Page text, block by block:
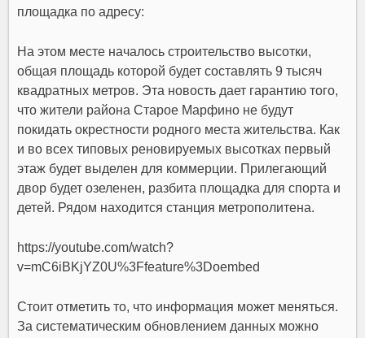
площадка по адресу:
На этом месте началось строительство высотки,
общая площадь которой будет составлять 9 тысяч
квадратных метров. Эта новость дает гарантию того,
что жители района Старое Марфино не будут
покидать окрестности родного места жительства. Как
и во всех типовых реновируемых высотках первый
этаж будет выделен для коммерции. Прилегающий
двор будет озеленен, разбита площадка для спорта и
детей. Рядом находится станция метрополитена.
https://youtube.com/watch?
v=mC6iBKjYZ0U%3Ffeature%3Doembed
Стоит отметить то, что информация может меняться.
За систематическим обновлением данных можно